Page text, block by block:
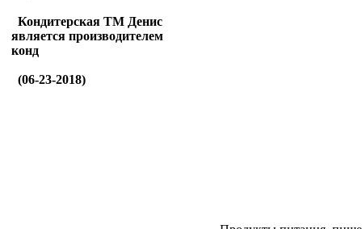
Кондитерская ТМ Денис
является производителем
конд
(06-23-2018)